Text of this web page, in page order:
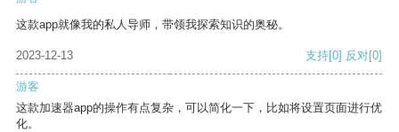
这款app就像我的私人导师，带领我探索知识的奥秘。
2023-12-13 支持[0] 反对[0]
游客
这款加速器app的操作有点复杂，可以简化一下，比如将设置页面进行优
化。